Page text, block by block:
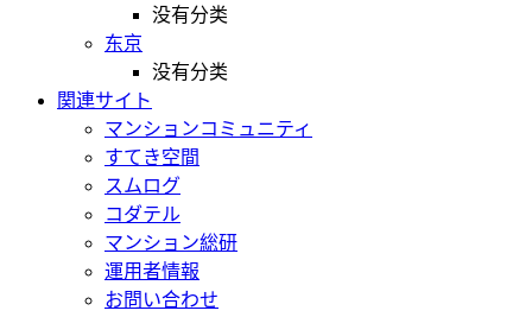
没有分类
东京
没有分类
関連サイト
マンションコミュニティ
すてき空間
スムログ
コダテル
マンション総研
運用者情報
お問い合わせ